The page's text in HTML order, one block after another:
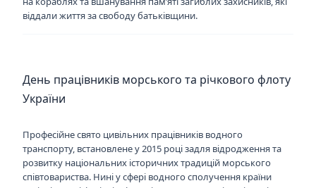
віддали життя за свободу батьківщини.
День працівників морського та річкового флоту
України
Професійне свято цивільних працівників водного
транспорту, встановлене у 2015 році задля відродження та
розвитку національних історичних традицій морського
співтовариства. Нині у сфері водного сполучення країни